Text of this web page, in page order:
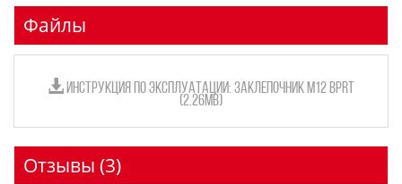
Файлы
ИНСТРУКЦИЯ ПО ЭКСПЛУАТАЦИИ: ЗАКЛЕПОЧНИК M12 BPRT
(2.26MB)
Отзывы (3)